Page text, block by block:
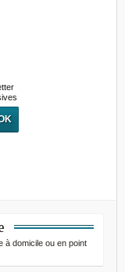
à domicile ou en point